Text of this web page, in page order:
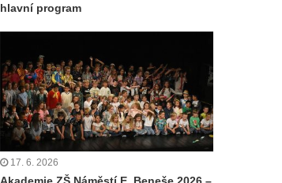
hlavní program
17. 6. 2026